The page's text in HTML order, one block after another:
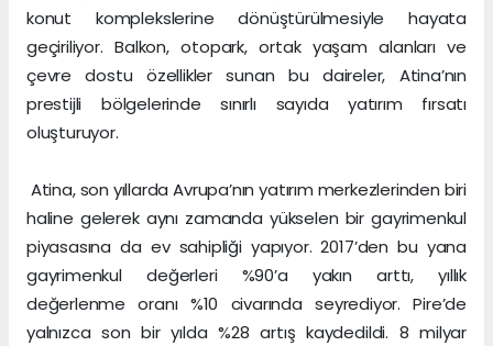
konut komplekslerine dönüştürülmesiyle hayata
geçiriliyor. Balkon, otopark, ortak yaşam alanları ve
çevre dostu özellikler sunan bu daireler, Atina’nın
prestijli bölgelerinde sınırlı sayıda yatırım fırsatı
oluşturuyor.
Atina, son yıllarda Avrupa’nın yatırım merkezlerinden biri
haline gelerek aynı zamanda yükselen bir gayrimenkul
piyasasına da ev sahipliği yapıyor. 2017’den bu yana
gayrimenkul değerleri %90’a yakın arttı, yıllık
değerlenme oranı %10 civarında seyrediyor. Pire’de
yalnızca son bir yılda %28 artış kaydedildi. 8 milyar